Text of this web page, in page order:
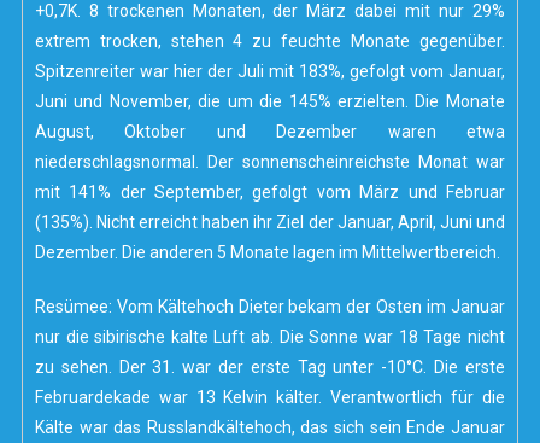
+0,7K. 8 trockenen Monaten, der März dabei mit nur 29%
extrem trocken, stehen 4 zu feuchte Monate gegenüber.
Spitzenreiter war hier der Juli mit 183%, gefolgt vom Januar,
Juni und November, die um die 145% erzielten. Die Monate
August, Oktober und Dezember waren etwa
niederschlagsnormal. Der sonnenscheinreichste Monat war
mit 141% der September, gefolgt vom März und Februar
(135%). Nicht erreicht haben ihr Ziel der Januar, April, Juni und
Dezember. Die anderen 5 Monate lagen im Mittelwertbereich.
Resümee: Vom Kältehoch Dieter bekam der Osten im Januar
nur die sibirische kalte Luft ab. Die Sonne war 18 Tage nicht
zu sehen. Der 31. war der erste Tag unter -10°C. Die erste
Februardekade war 13 Kelvin kälter. Verantwortlich für die
Kälte war das Russlandkältehoch, das sich sein Ende Januar